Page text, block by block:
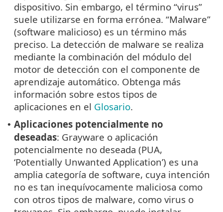
dispositivo. Sin embargo, el término “virus”
suele utilizarse en forma errónea. “Malware”
(software malicioso) es un término más
preciso. La detección de malware se realiza
mediante la combinación del módulo del
motor de detección con el componente de
aprendizaje automático. Obtenga más
información sobre estos tipos de
aplicaciones en el Glosario.
• Aplicaciones potencialmente no
deseadas: Grayware o aplicación
potencialmente no deseada (PUA,
‘Potentially Unwanted Application’) es una
amplia categoría de software, cuya intención
no es tan inequívocamente maliciosa como
con otros tipos de malware, como virus o